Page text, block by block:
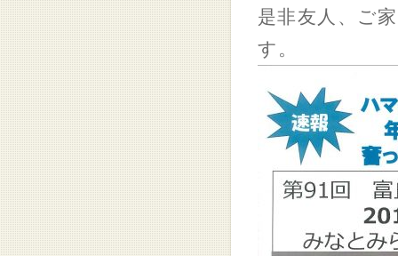
是非友人、ご
す。